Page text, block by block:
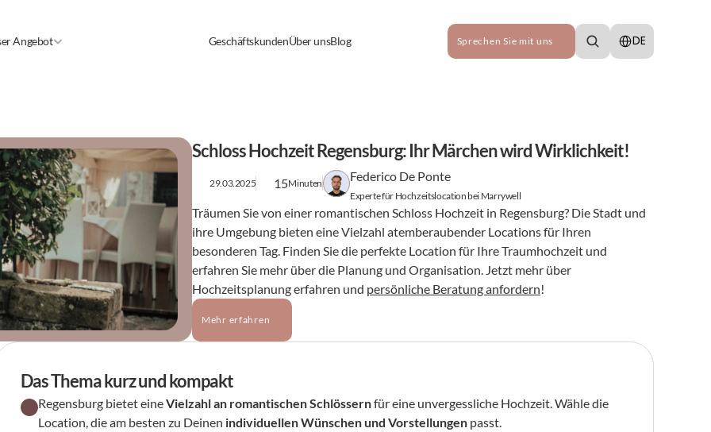
Angebot GeschäftskundenÜber unsBlog Sprechen Sie mit uns
Select Language
DE
Schloss Hochzeit Regensburg: Ihr Märchen wird Wirklichkeit!
29.03.2025 15Minuten Federico De Ponte
Experte für Hochzeitslocation bei Marrywell
Träumen Sie von einer romantischen Schloss Hochzeit in Regensburg? Die Stadt und
ihre Umgebung bieten eine Vielzahl atemberaubender Locations für Ihren
besonderen Tag. Finden Sie die perfekte Location für Ihre Traumhochzeit und
erfahren Sie mehr über die Planung und Organisation. Jetzt mehr über
Hochzeitsplanung erfahren und persönliche Beratung anfordern!
Mehr erfahren
Das Thema kurz und kompakt
Regensburg bietet eine Vielzahl an romantischen Schlössern für eine unvergessliche Hochzeit. Wähle die
Location, die am besten zu Deinen individuellen Wünschen und Vorstellungen passt.